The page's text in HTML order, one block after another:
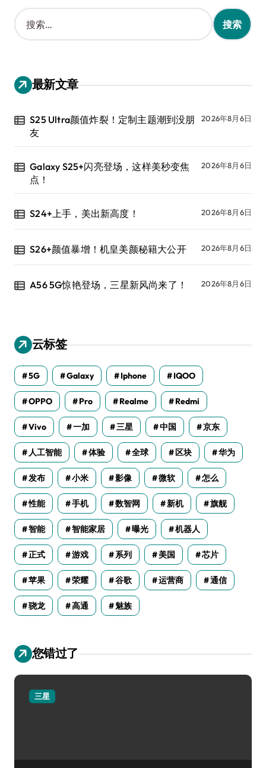
搜
索
：
最新文章
S25 Ultra颜值炸裂！定制主题潮到没朋
友
2026年8月6日
Galaxy S25+闪亮登场，这样美秒变焦
点！
2026年8月6日
S24+上手，美出新高度！ 2026年8月6日
S26+颜值暴增！机皇美颜秘籍大公开 2026年8月6日
A56 5G惊艳登场，三星新风尚来了！ 2026年8月6日
云标签
5G Galaxy Iphone IQOO
OPPO Pro Realme Redmi
Vivo 一加 三星 中国 京东
人工智能 体验 全球 区块 华为
发布 小米 影像 微软 怎么
性能 手机 数智网 新机 旗舰
智能 智能家居 曝光 机器人
正式 游戏 系列 美国 芯片
苹果 荣耀 谷歌 运营商 通信
骁龙 高通 魅族
您错过了
三星